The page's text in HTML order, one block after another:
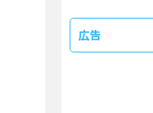
広告